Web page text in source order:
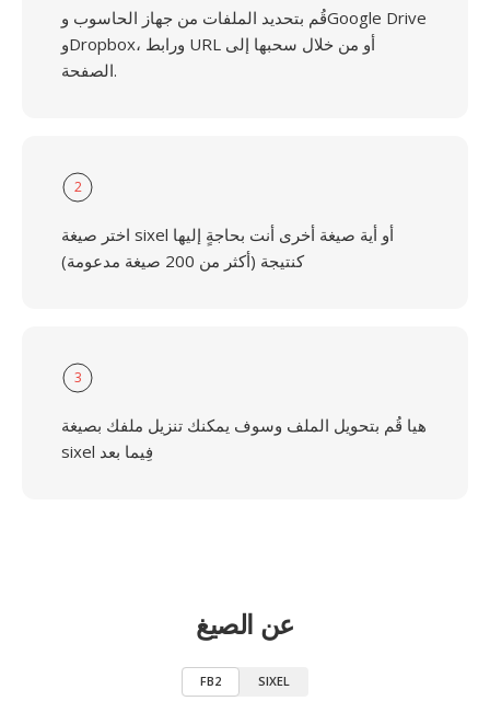
قُم بتحديد الملفات من جهاز الحاسوب وGoogle Drive
وDropbox، ورابط URL أو من خلال سحبها إلى
الصفحة.
2
اختر صيغة sixel أو أية صيغة أخرى أنت بحاجةٍ إليها
كنتيجة (أكثر من 200 صيغة مدعومة)
3
هيا قُم بتحويل الملف وسوف يمكنك تنزيل ملفك بصيغة
sixel فِيما بعد
عن الصيغ
FB2 SIXEL